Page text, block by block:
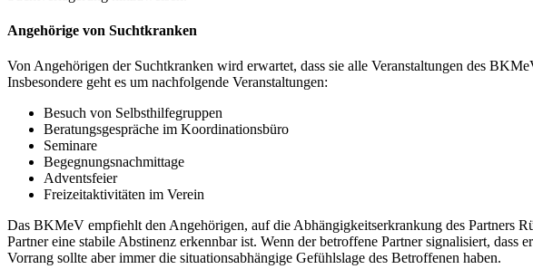
Angehörige von Suchtkranken
Von Angehörigen der Suchtkranken wird erwartet, dass sie alle Veranstaltungen des
Insbesondere geht es um nachfolgende Veranstaltungen:
Besuch von Selbsthilfegruppen
Beratungsgespräche im Koordinationsbüro
Seminare
Begegnungsnachmittage
Adventsfeier
Freizeitaktivitäten im Verein
Das BKMeV empfiehlt den Angehörigen, auf die Abhängigkeitserkrankung des Partners
Partner eine stabile Abstinenz erkennbar ist. Wenn der betroffene Partner signalisiert,
Vorrang sollte aber immer die situationsabhängige Gefühlslage des Betroffenen haben.